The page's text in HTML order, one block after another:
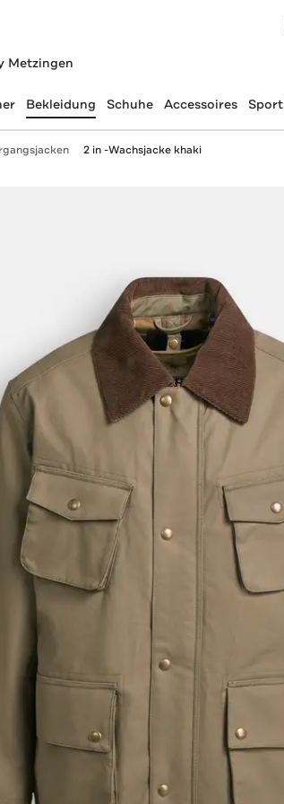
Metzingen
Bekleidung Schuhe Accessoires Sport
2 in -Wachsjacke khaki